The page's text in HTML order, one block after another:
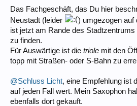
Das Fachgeschäft, das Du hier
Neustadt (leider
) umgezogen auf
ist jetzt am Rande des
zu finden.
Für Auswärtige ist die triole mit den
topp mit Straßen- oder S-Bahn zu
@Schluss Licht, eine Empfehlung ist
auf jeden Fall wert. Mein Saxophon
ebenfalls dort gekauft.